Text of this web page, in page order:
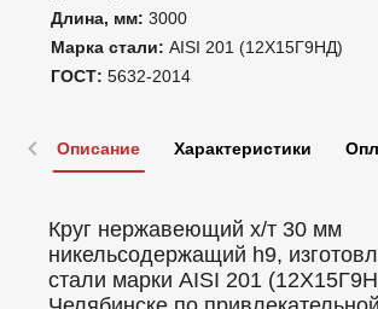
Длина, мм: 3000
Марка стали: AISI 201 (12Х15Г9НД)
ГОСТ: 5632-2014
Описание Характеристики
Круг нержавеющий х/т 30 мм
никельсодержащий h9,
стали марки AISI 201